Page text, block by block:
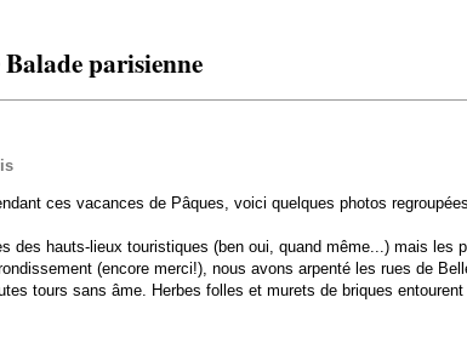
parisienne
ces vacances de Pâques, voici quelques photos
des hauts-lieux touristiques (ben oui, quand même...) mais
(encore merci!), nous avons arpenté les rues de
tours sans âme. Herbes folles et murets de briques